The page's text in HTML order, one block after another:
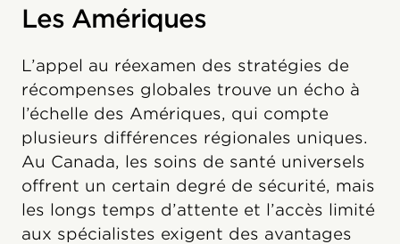
Les Amériques
L’appel au réexamen des stratégies de
récompenses globales trouve un écho à
l’échelle des Amériques, qui compte
plusieurs différences régionales uniques.
Au Canada, les soins de santé universels
offrent un certain degré de sécurité, mais
les longs temps d’attente et l’accès limité
aux spécialistes exigent des avantages